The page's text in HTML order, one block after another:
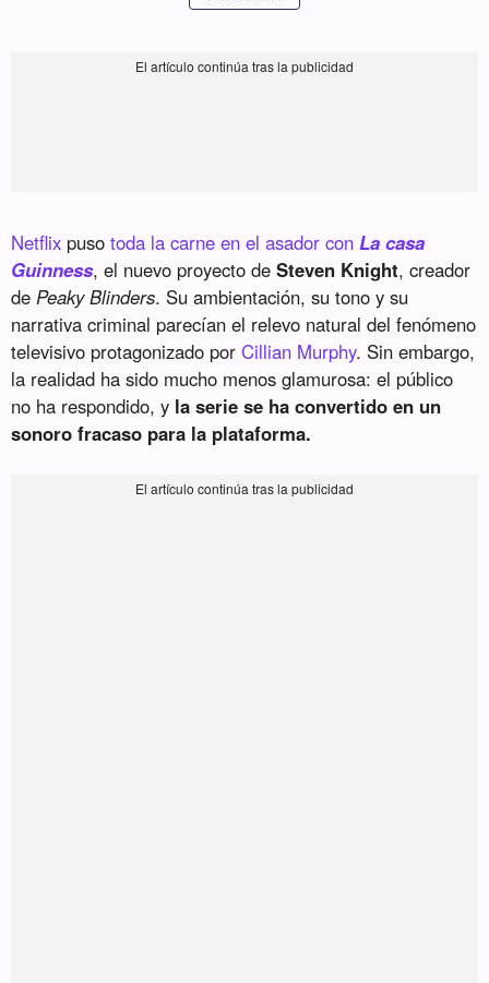
Netflix pusotoda la carne en el asador conLa casa
Guinness, el nuevo proyecto deSteven Knight, creador
dePeaky Blinders. Su ambientación, su tono y su
narrativa criminal parecían el relevo natural del fenómeno
televisivo protagonizado porCillian Murphy. Sin embargo,
la realidad ha sido mucho menos glamurosa: el público
no ha respondido, y la serie se ha convertido en un
sonoro fracaso para la plataforma.